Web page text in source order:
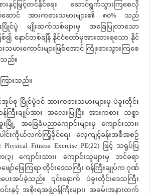
င့်မြှင့်တင်နိုင်ရေး ဆောင်ရွက်သွားကြစေလို
ောင် အားကစားသမားများ၏ ၈၀% သည်
းပြိုင်ပွဲ မျိုးဆက်သစ်များမှ အခြေပြုလာသော
ြစ်၍ နောင်တစ်ချိန် နိုင်ငံတော်မှအားထားရသော နိုင်
မားကောင်းများဖြစ်အောင် ကြိုးစားသွားကြစေ
သည်။
ြားသည်။
ြိုင်ပွဲဝင် အားကစားသမားများမှ ပဲခူးတိုင်း
ြီးချုပ်အား အလေးပြုပြီး အားကစား သစ္စာ
ြို့ အခြေခံပညာကျောင်းများမှ ကျောင်းသား၊
ေါင်းကိုယ်လက်ကြံ့ခိုင်ရေး လေ့ကျင့်ခန်းအစီအစဉ်
Fitness Exercise PE(22) ဖြင့် သရုပ်ပြ
(၃) ကျောင်းသား၊ ကျောင်းသူများမှ ဘင်ခရာ
ဖျော်ဖြေကြရာ တိုင်းဒေသကြီး ဝန်ကြီးချုပ်က ဂုဏ်
င့်ပေးအပ်ခဲ့သည်။ ၎င်းနောက် ပဲခူးတိုင်းဒေသကြီး
င်းနှင့် အစိုးရအဖွဲ့ဝန်ကြီးများ၊ အခမ်းအနားတက်